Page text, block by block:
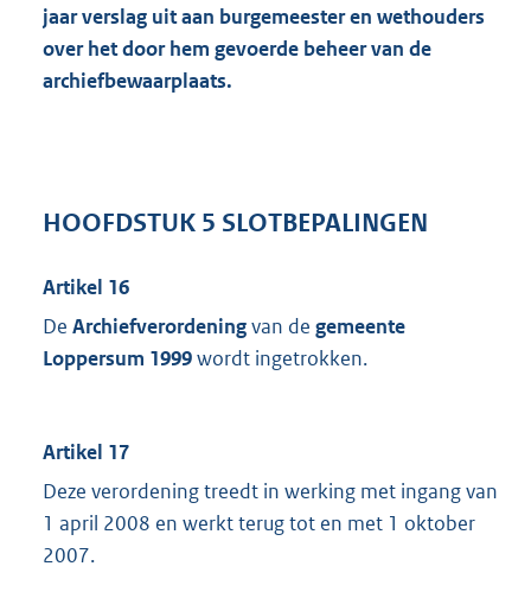
jaar verslag uit aan burgemeester en wethouders
over het door hem gevoerde beheer van de
archiefbewaarplaats.
HOOFDSTUK 5 SLOTBEPALINGEN
Artikel 16
De Archiefverordeningvan de gemeente
Loppersum 1999wordt ingetrokken.
Artikel 17
Deze verordening treedt in werking met ingang van
1 april 2008 en werkt terug tot en met 1 oktober
2007.